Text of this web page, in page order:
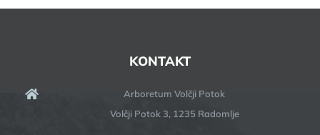
KONTAKT
Arboretum Volčji Potok
Volčji Potok 3, 1235 Radomlje